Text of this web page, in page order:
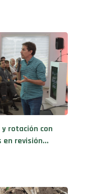
rotación con
revisión...